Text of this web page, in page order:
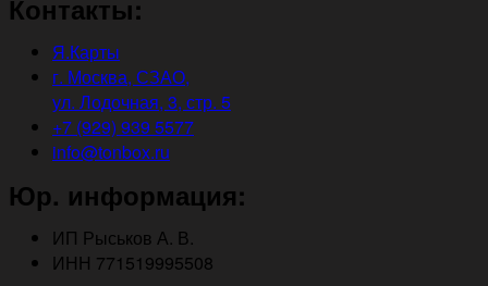
Контакты:
Я.Карты
г. Москва, СЗАО,
ул. Лодочная, 3, стр. 5
+7 (929) 939 5577
info@tonbox.ru
Юр. информация:
ИП Рыськов А. В.
ИНН 771519995508